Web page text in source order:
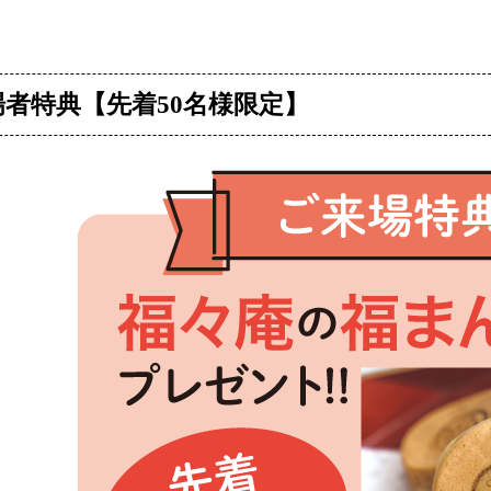
特典【先着50名様限定】